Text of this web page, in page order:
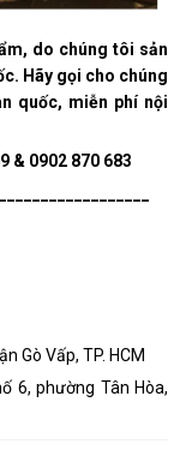
do chúng tôi sản
Hãy gọi cho chúng
quốc, miễn phí nội
& 0902 870 683
Gò Vấp, TP. HCM
6, phường Tân Hòa,